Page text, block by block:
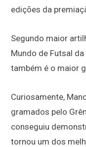
edições da
Segundo maior
Mundo de Futsal
também é o maior
Curiosamente,
gramados pelo
conseguiu
tornou um dos